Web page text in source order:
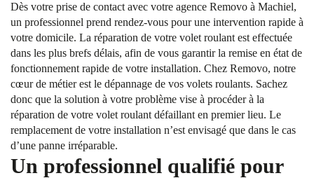
Dès votre prise de contact avec votre agence Removo à Machiel,
un professionnel prend rendez-vous pour une intervention rapide à
votre domicile. La réparation de votre volet roulant est effectuée
dans les plus brefs délais, afin de vous garantir la remise en état de
fonctionnement rapide de votre installation. Chez Removo, notre
cœur de métier est le dépannage de vos volets roulants. Sachez
donc que la solution à votre problème vise à procéder à la
réparation de votre volet roulant défaillant en premier lieu. Le
remplacement de votre installation n’est envisagé que dans le cas
d’une panne irréparable.
Un professionnel qualifié pour